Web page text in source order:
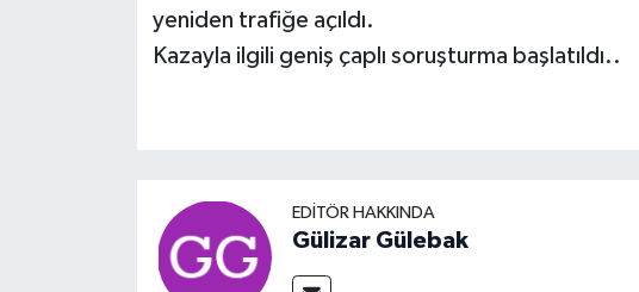
yeniden trafiğe açıldı.
Kazayla ilgili geniş çaplı soruşturma başlatıldı..
EDITÖR HAKKINDA
Gülizar Gülebak